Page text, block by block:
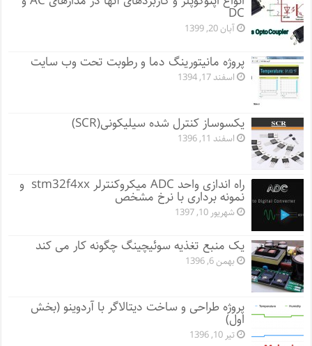
DC
آبان 20, 1399
پروژه مانيتورينگ دما و رطوبت تحت وب سایت
اسفند 17, 1394
یکسوساز کنترل شده سیلیکونی(SCR)
اسفند 11, 1396
راه اندازی واحد ADC میکروکنترلر stm32f4xx و
نمونه برداری با نرخ مشخص
شهریور 10, 1397
یک منبع تغذیه سوئیچینگ چگونه کار می کند
بهمن 6, 1396
پروژه طراحی و ساخت دیتالاگر با آردوینو (بخش
اول)
تیر 10, 1396